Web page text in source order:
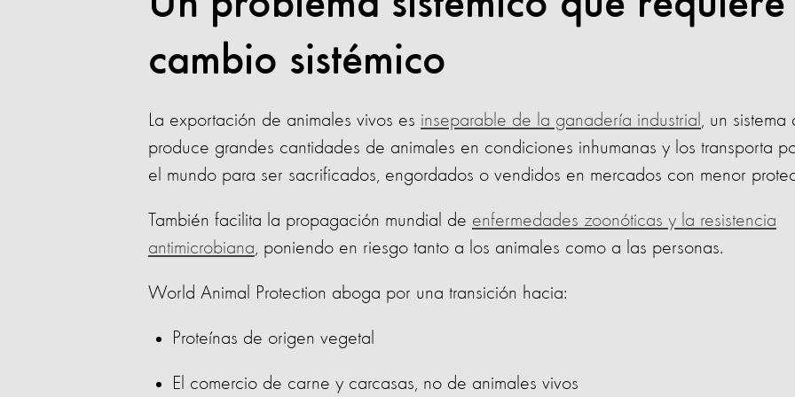
cambio sistémico
La exportación de animales vivos es inseparable de la ganadería industrial , un sistema
produce grandes cantidades de animales en condiciones inhumanas y los transporta
el mundo para ser sacrificados, engordados o vendidos en mercados con menor
También facilita la propagación mundial de enfermedades zoonóticas y la resistencia
antimicrobiana, poniendo en riesgo tanto a los animales como a las personas.
World Animal Protection aboga por una transición hacia:
Proteínas de origen vegetal
El comercio de carne y carcasas, no de animales vivos